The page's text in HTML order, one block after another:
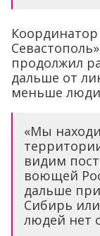
продолжил
дальше от
меньше
«Мы
видим
воющей
дальше
Сибирь
людей нет